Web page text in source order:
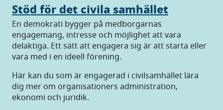
Stöd för det civila samhället
En demokrati bygger på medborgarnas
engagemang, intresse och möjlighet att vara
delaktiga. Ett sätt att engagera sig är att starta eller
vara med i en ideell förening.
Här kan du som är engagerad i civilsamhället lära
dig mer om organisationers administration,
ekonomi och juridik.